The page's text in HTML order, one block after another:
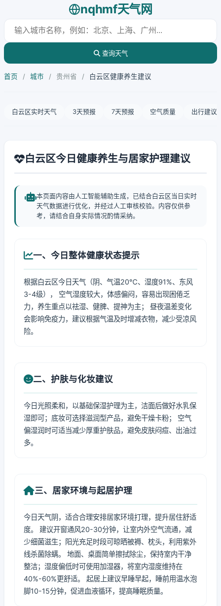
nqhmf天气网
查询天气
首页 / 城市 / 贵州省 / 白云区健康养生建议
白云区实时天气 3天预报 7天预报 空气质量 出行建议
白云区今日健康养生与居家护理建议
本页面内容由人工智能辅助生成，已结合白云区当日实时
天气数据进行优化，并经过人工审核校验。内容仅供参
考，请结合自身实际情况酌情采纳。
一、今日整体健康状态提示
根据白云区今日天气（阴、气温20℃、湿度91%、东风
3-4级）， 空气湿度较大，体感偏闷，容易出现困倦乏
力，养生重点以祛湿、健脾、提神为主； 昼夜温差变化
会影响免疫力，建议根据气温及时增减衣物，减少受凉风
险。
二、护肤与化妆建议
今日光照柔和，以基础保湿护理为主，洁面后做好水乳保
湿即可；底妆可选择滋润型产品，避免干燥卡粉； 空气
偏湿润时可适当减少厚重护肤品，避免皮肤闷痘、出油过
多。
三、居家环境与起居护理
今日天气阴，适合合理安排居家环境打理，提升居住舒适
度。 建议开窗通风20-30分钟，让室内外空气流通，减
少细菌滋生；阳光充足时段可晾晒被褥、枕头，利用紫外
线杀菌除螨。 地面、桌面简单擦拭除尘，保持室内干净
整洁；湿度偏低时可使用加湿器，将室内湿度维持在
40%-60%更舒适。 起居上建议早睡早起，睡前用温水泡
脚10-15分钟，促进血液循环，提高睡眠质量。